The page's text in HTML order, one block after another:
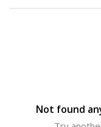
Not found